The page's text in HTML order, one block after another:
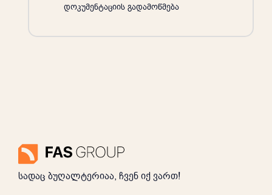
დოკუმენტაციის გადამოწმება
სადაც ბუღალტერიაა, ჩვენ იქ ვართ!